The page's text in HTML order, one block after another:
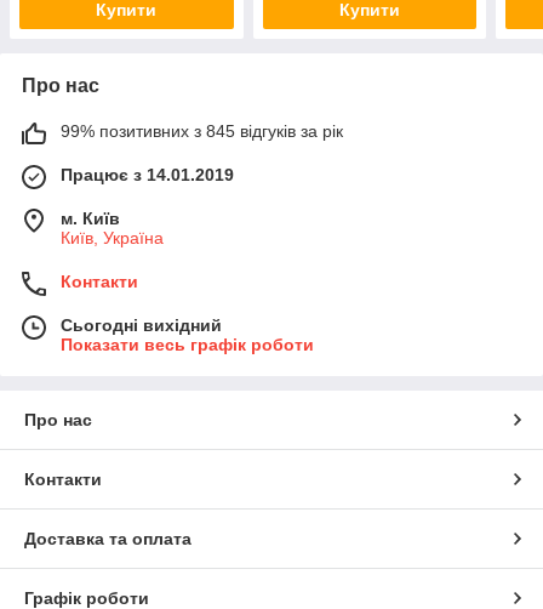
Купити Купити
Про нас
99% позитивних з 845 відгуків за рік
Працює з 14.01.2019
м. Київ
Київ, Україна
Контакти
Сьогодні вихідний
Показати весь графік роботи
Про нас
Контакти
Доставка та оплата
Графік роботи